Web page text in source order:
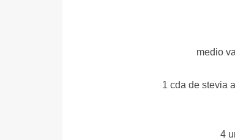
medio
1 cda de stevia
4